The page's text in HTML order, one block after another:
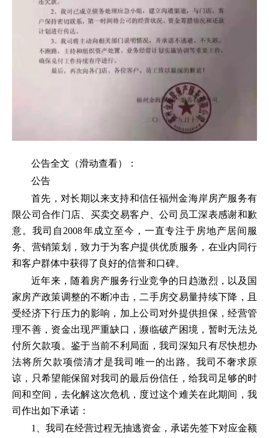
公告全文（滑动查看）：
公告
首先，对长期以来支持和信任福州金海岸房产服务有
限公司合作门店、买卖交易客户、公司员工深表感谢和歉
意。我司自2008年成立至今，一直专注于房地产居间服
务、营销策划，致力于为客户提供优质服务，在业内同行
和客户群体中获得了良好的信誉和口碑。
近年来，随着房产服务行业竞争的日趋激烈，以及国
家房产政策调整的不断冲击，二手房交易量持续下降，且
受经济下行压力的影响，加上公司对外提供担保，经营管
理不善，资金出现严重缺口，濒临破产困境，暂时无法兑
付所欠款项。鉴于当前不利局面，我司深知只有尽快想办
法将所欠款项偿清才是我司唯一的出路。我司不奢求原
谅，只希望能保留对我司的最后份信任，给我司足够的时
间和空间，去化解这次危机，度过这个难关在此期间，我
司作出如下承诺：
1、我司在经营过程无抽逃资金，承诺先签下对应金额